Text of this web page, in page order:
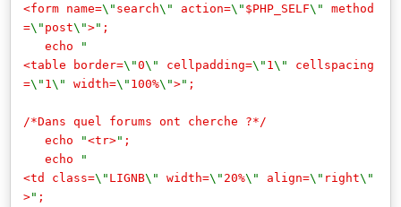
<form name=\" search\" action=\" $PHP_SELF\"
method
=\" post\">" ;
echo
"
<table border=\"0\" cellpadding=\" 1\"
cellspacing
=\" 1\" width=\" 100%\">" ;
/*Dans quel forums ont cherche ?*/
echo
"<tr>" ;
echo
"
<td class=\" LIGNB\" width=\" 20%\" align=\" right\"
>" ;